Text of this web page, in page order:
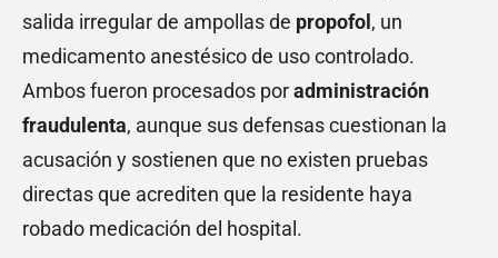
salida irregular de ampollas de propofol , un
medicamento anestésico de uso controlado.
Ambos fueron procesados poradministración
fraudulenta, aunque sus defensas cuestionan la
acusación y sostienen que no existen pruebas
directas que acrediten que la residente haya
robado medicación del hospital.